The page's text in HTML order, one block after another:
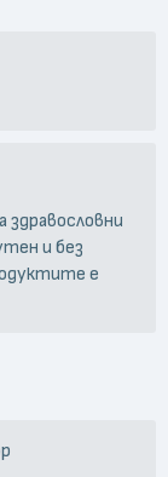
здравословни
и без
е